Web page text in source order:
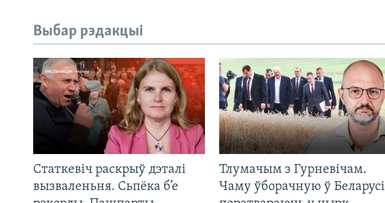
Выбар рэдакцыі
Статкевіч раскрыў дэталі
вызваленьня. Сьпёка б’е
Тлумачым з Гурневічам.
Чаму ўборачную ў Беларусі